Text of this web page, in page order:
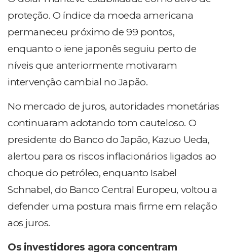
proteção. O índice da moeda americana
permaneceu próximo de 99 pontos,
enquanto o iene japonês seguiu perto de
níveis que anteriormente motivaram
intervenção cambial no Japão.
No mercado de juros, autoridades monetárias
continuaram adotando tom cauteloso. O
presidente do Banco do Japão, Kazuo Ueda,
alertou para os riscos inflacionários ligados ao
choque do petróleo, enquanto Isabel
Schnabel, do Banco Central Europeu, voltou a
defender uma postura mais firme em relação
aos juros.
Os investidores agora concentram